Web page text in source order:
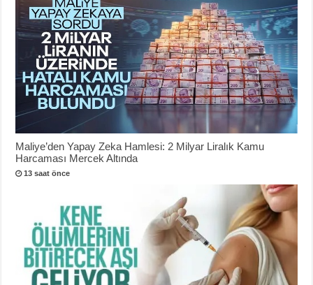
Maliye’den Yapay Zeka Hamlesi: 2 Milyar Liralık Kamu
Harcaması Mercek Altında
13 saat önce